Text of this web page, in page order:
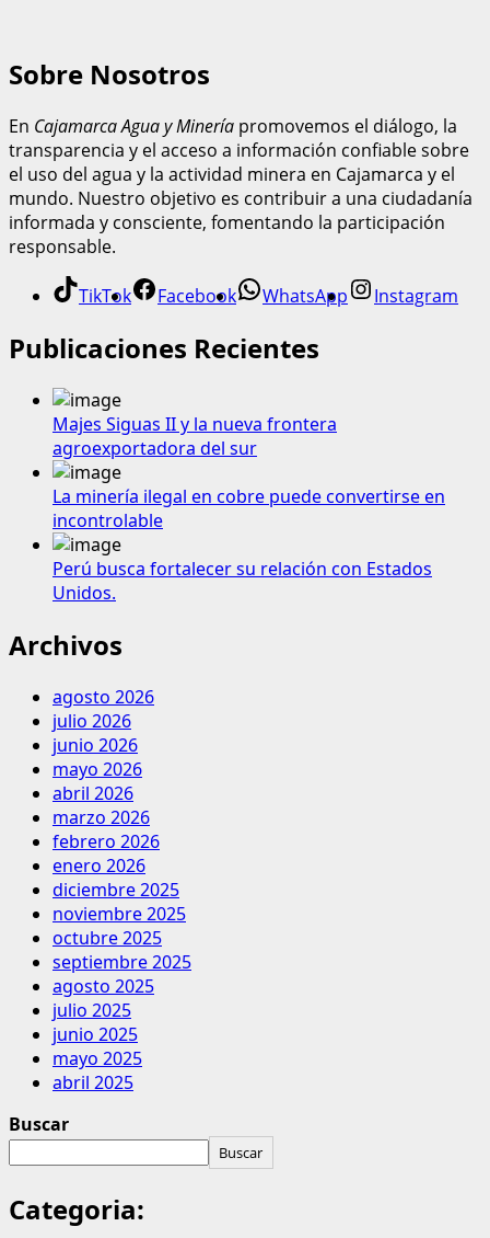
Sobre Nosotros
En Cajamarca Agua y Minería promovemos el diálogo, la
transparencia y el acceso a información confiable sobre
el uso del agua y la actividad minera en Cajamarca y el
mundo. Nuestro objetivo es contribuir a una ciudadanía
informada y consciente, fomentando la participación
responsable.
TikTok Facebook WhatsApp Instagram
Publicaciones Recientes
Majes Siguas II y la nueva frontera
agroexportadora del sur
La minería ilegal en cobre puede convertirse en
incontrolable
Perú busca fortalecer su relación con Estados
Unidos.
Archivos
agosto 2026
julio 2026
junio 2026
mayo 2026
abril 2026
marzo 2026
febrero 2026
enero 2026
diciembre 2025
noviembre 2025
octubre 2025
septiembre 2025
agosto 2025
julio 2025
junio 2025
mayo 2025
abril 2025
Buscar
Buscar
Categoria: